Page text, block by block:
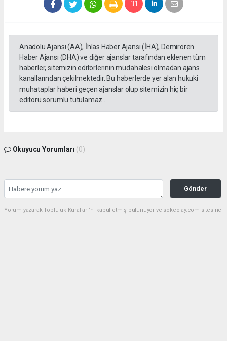
Anadolu Ajansı (AA), İhlas Haber Ajansı (İHA), Demirören
Haber Ajansı (DHA) ve diğer ajanslar tarafından eklenen tüm
haberler, sitemizin editörlerinin müdahalesi olmadan ajans
kanallarından çekilmektedir. Bu haberlerde yer alan hukuki
muhataplar haberi geçen ajanslar olup sitemizin hiç bir
editörü sorumlu tutulamaz...
Okuyucu Yorumları (0)
Gönder
Yorum yazarak Topluluk Kuralları’nı kabul etmiş bulunuyor ve sokeolay.com sitesine